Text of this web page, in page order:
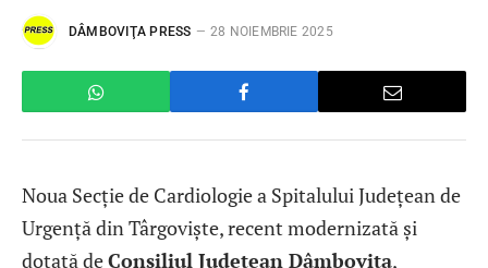
DÂMBOVIŢA PRESS 28 NOIEMBRIE 2025
Noua Secție de Cardiologie a Spitalului Județean de
Urgență din Târgoviște, recent modernizată și
dotată deConsiliul Județean Dâmbovița,